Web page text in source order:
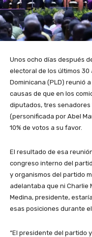
Unos ocho días después
electoral de los últimos 30
Dominicana (PLD) reunió
causas de que en los
diputados, tres
(personificada por Abel
10% de votos a su favor.
El resultado de esa
congreso interno del
y organismos del partido
adelantaba que ni Charlie
Medina, presidente,
esas posiciones durante
“El presidente del partido